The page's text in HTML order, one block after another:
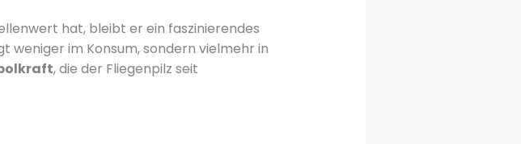
hat, bleibt er ein faszinierendes
weniger im Konsum, sondern vielmehr in
, die der Fliegenpilz seit